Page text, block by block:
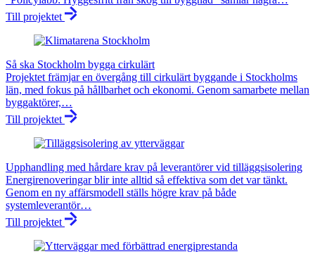
Till projektet
Så ska Stockholm bygga cirkulärt
Projektet främjar en övergång till cirkulärt byggande i Stockholms
län, med fokus på hållbarhet och ekonomi. Genom samarbete mellan
byggaktörer,…
Till projektet
Upphandling med hårdare krav på leverantörer vid tilläggsisolering
Energirenoveringar blir inte alltid så effektiva som det var tänkt.
Genom en ny affärsmodell ställs högre krav på både
systemleverantör…
Till projektet